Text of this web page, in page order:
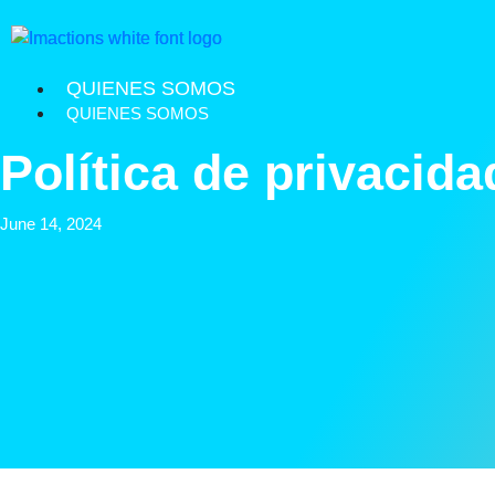
QUIENES SOMOS
QUIENES SOMOS
Política de
June 14, 2024